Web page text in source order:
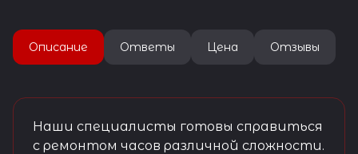
Описание Ответы Цена Отзывы
Наши специалисты готовы справиться
с ремонтом часов различной сложности.